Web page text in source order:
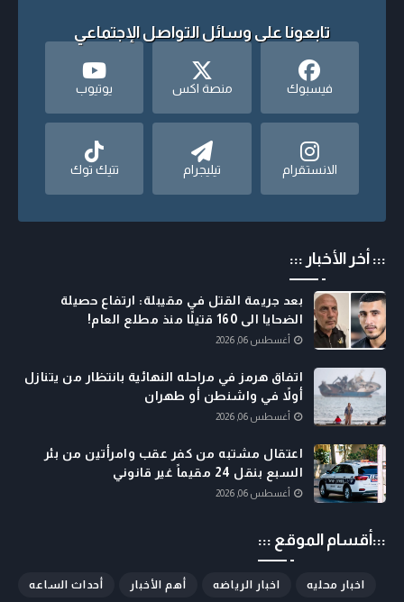
تابعونا على وسائل التواصل الإجتماعي
فيسبوك منصة اكس يوتيوب
الانستقرام تيليجرام تتيك توك
::: أخر الأخبار :::
بعد جريمة القتل في مقيبلة: ارتفاع حصيلة
الضحايا الى 160 قتيلًا منذ مطلع العام!
أغسطس 06, 2026
اتفاق هرمز في مراحله النهائية بانتظار من يتنازل
أولاً في واشنطن أو طهران
أغسطس 06, 2026
اعتقال مشتبه من كفر عقب وامرأتين من بئر
السبع بنقل 24 مقيماً غير قانوني
أغسطس 06, 2026
:::أقسام الموقع :::
أحداث الساعه أهم الأخبار اخبار الرياضه اخبار محليه